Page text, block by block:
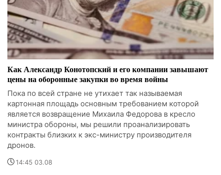
Как Александр Конотопский и его компании завышают
цены на оборонные закупки во время войны
Пока по всей стране не утихает так называемая
картонная площадь основным требованием которой
является возвращение Михаила Федорова в кресло
министра обороны, мы решили проанализировать
контракты близких к экс-министру производителя
дронов.
14:45 03.08